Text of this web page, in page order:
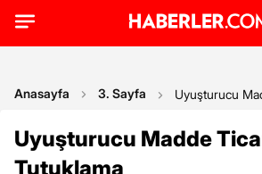
Anasayfa 3. Sayfa Uyuşturucu
Uyuşturucu Madde
Tutuklama